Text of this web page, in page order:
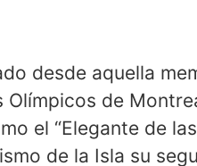
desde aquella
de
el “Elegante de
de la Isla su